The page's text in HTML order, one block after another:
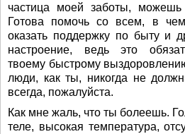
частица моей заботы, можешь
Готова помочь со всем, в
оказать поддержку по быту и
настроение, ведь это
твоему быстрому
люди, как ты, никогда не
всегда, пожалуйста.
Как мне жаль, что ты болеешь.
теле, высокая температура,